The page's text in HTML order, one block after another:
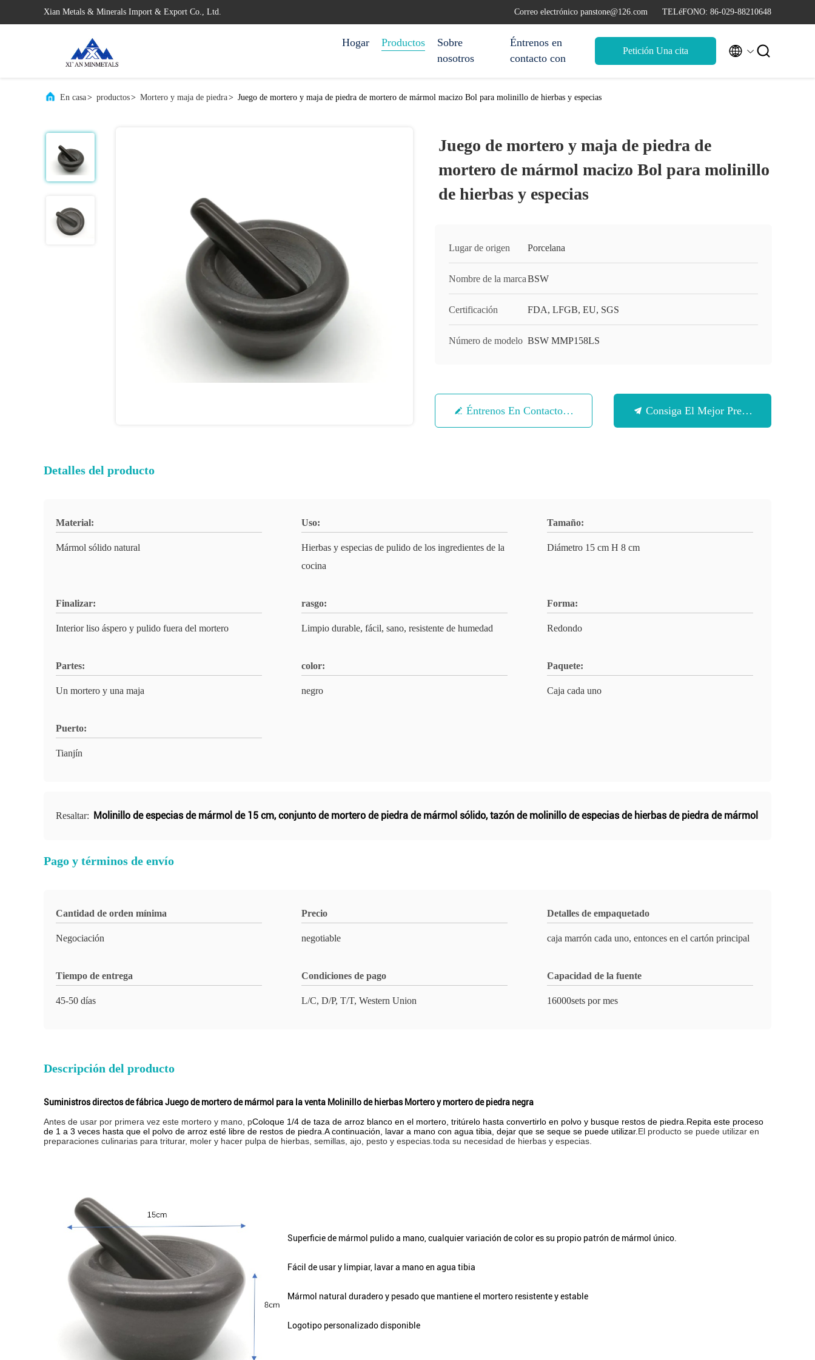
Xian Metals & Minerals Import & Export Co., Ltd. Correo electrónico panstone@126.com TELéFONO: 86-029-88210648
Hogar Productos
Sobre
nosotros
Éntrenos en
contacto con
Petición Una cita  
En casa> productos> Mortero y maja de piedra> Juego de mortero y maja de piedra de mortero de mármol macizo Bol para molinillo de hierbas y especias
Juego de mortero y maja de piedra de
mortero de mármol macizo Bol para molinillo
de hierbas y especias
Lugar de origen Porcelana
Nombre de la marcaBSW
Certificación FDA, LFGB, EU, SGS
Número de modelo BSW MMP158LS
Éntrenos En Contacto Con Consiga El Mejor Precio
Detalles del producto
Material:
Mármol sólido natural
Uso:
Hierbas y especias de pulido de los ingredientes de la
cocina
Tamaño:
Diámetro 15 cm H 8 cm
Finalizar:
Interior liso áspero y pulido fuera del mortero
rasgo:
Limpio durable, fácil, sano, resistente de humedad
Forma:
Redondo
Partes:
Un mortero y una maja
color:
negro
Paquete:
Caja cada uno
Puerto:
Tianjín
Resaltar: Molinillo de especias de mármol de 15 cm,conjunto de mortero de piedra de mármol sólido,tazón de molinillo de especias de hierbas de piedra de mármol
Pago y términos de envío
Cantidad de orden mínima
Negociación
Precio
negotiable
Detalles de empaquetado
caja marrón cada uno, entonces en el cartón principal
Tiempo de entrega
45-50 días
Condiciones de pago
L/C, D/P, T/T, Western Union
Capacidad de la fuente
16000sets por mes
Descripción del producto
Suministros directos de fábrica Juego de mortero de mármol para la venta Molinillo de hierbas Mortero y mortero de piedra negra
Antes de usar por primera vez este mortero y mano, pColoque 1/4 de taza de arroz blanco en el mortero, tritúrelo hasta convertirlo en polvo y busque restos de piedra.Repita este proceso
de 1 a 3 veces hasta que el polvo de arroz esté libre de restos de piedra.A continuación, lavar a mano con agua tibia, dejar que se seque se puede utilizar. El producto se puede utilizar en
preparaciones culinarias para triturar, moler y hacer pulpa de hierbas, semillas, ajo, pesto y especias.toda su necesidad de hierbas y especias.
Superficie de mármol pulido a mano, cualquier variación de color es su propio patrón de mármol único.
Fácil de usar y limpiar, lavar a mano en agua tibia
Mármol natural duradero y pesado que mantiene el mortero resistente y estable
Logotipo personalizado disponible